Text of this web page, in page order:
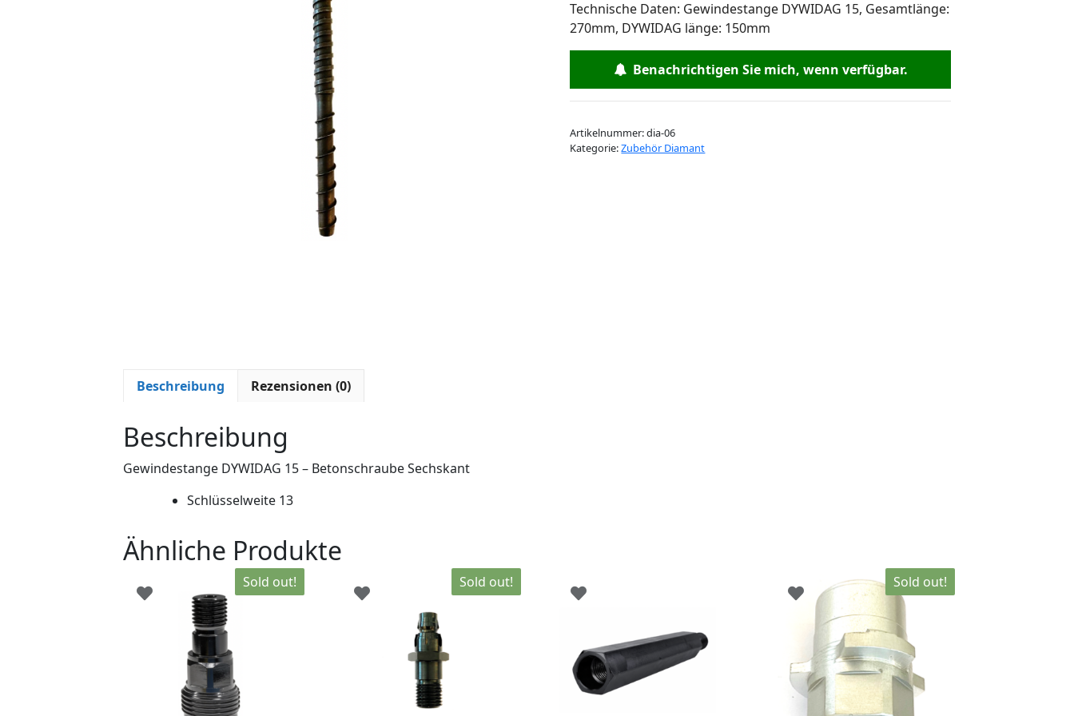
war:
CHF 96.93
ist:
CHF 71.08.
Technische Daten: Gewindestange DYWIDAG 15, Gesamtlänge:
270mm, DYWIDAG länge: 150mm
Benachrichtigen Sie mich, wenn verfügbar.
Artikelnummer:dia-06
Kategorie:Zubehör Diamant
Beschreibung Rezensionen (0)
Beschreibung
Gewindestange DYWIDAG 15 – Betonschraube Sechskant
Schlüsselweite 13
Ähnliche Produkte
Sold out! Sold out! Sold out!